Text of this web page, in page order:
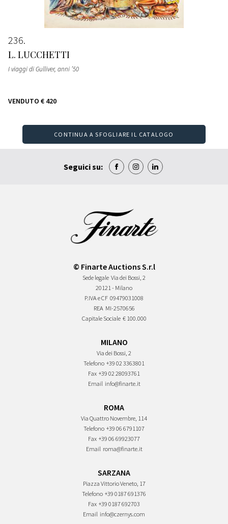
236
L. LUCCHETTI
I viaggi di Gulliver, anni ’50
VENDUTO € 420
CONTINUA A SFOGLIARE IL CATALOGO
Seguici su:
© Finarte Auctions S.r.l
Sede legale Via dei Bossi, 2
20121 - Milano
P.IVA e CF 09479031008
REA MI-2570656
Capitale Sociale € 100.000
MILANO
Via dei Bossi, 2
Telefono +39 02 3363801
Fax +39 02 28093761
Email info@finarte.it
ROMA
Via Quattro Novembre, 114
Telefono +39 06 6791107
Fax +39 06 69923077
Email roma@finarte.it
SARZANA
Piazza Vittorio Veneto, 17
Telefono +39 0187 691376
Fax +39 0187 692703
Email info@czernys.com